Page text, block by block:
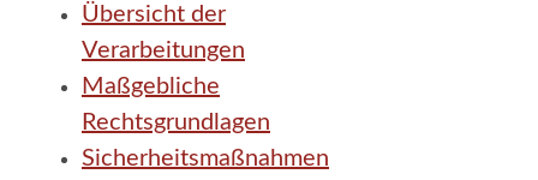
Übersicht der
Verarbeitungen
Maßgebliche
Rechtsgrundlagen
Sicherheitsmaßnahmen